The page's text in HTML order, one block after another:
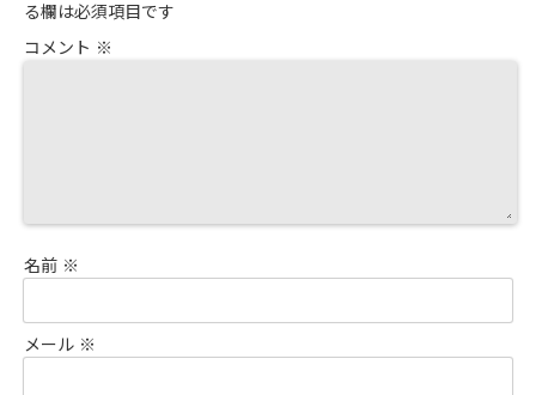
る欄は必須項目です
コメント ※
名前 ※
メール ※